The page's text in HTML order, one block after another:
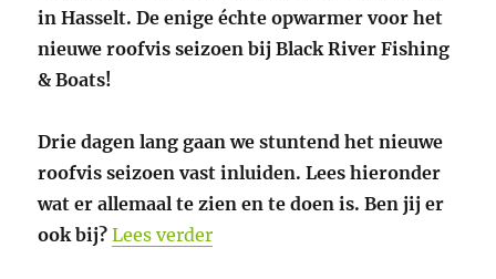
in Hasselt. De enige échte opwarmer voor het
nieuwe roofvis seizoen bij Black River Fishing
& Boats!
Drie dagen lang gaan we stuntend het nieuwe
roofvis seizoen vast inluiden. Lees hieronder
wat er allemaal te zien en te doen is. Ben jij er
ook bij? Lees verder“4e Preseason Market bij Black